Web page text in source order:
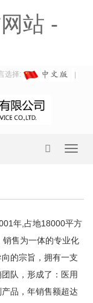
站 -
选择:
年,占地18000平方
售为一体的专业化
的宗旨，拥有一支
队，形成了：医用
品，年销售额超达